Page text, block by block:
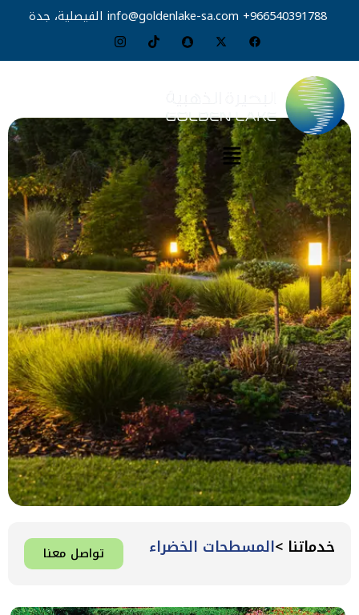
966540391788+
info@goldenlake-sa.com الفيصلية، جدة
القائمة
خدماتنا >المسطحات الخضراء تواصل معنا